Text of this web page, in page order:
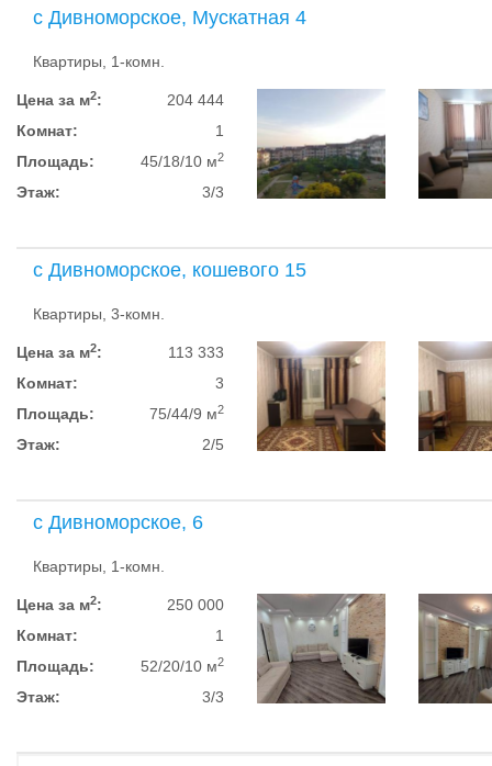
с Дивноморское, Мускатная 4
Квартиры, 1-комн.
Цена за м2:
204 444
Комнат:
1
Площадь:
45/18/10 м2
Этаж: 3/3
с Дивноморское, кошевого 15
Квартиры, 3-комн.
Цена за м2:
113 333
Комнат:
3
Площадь:
75/44/9 м2
Этаж: 2/5
с Дивноморское, 6
Квартиры, 1-комн.
Цена за м2:
250 000
Комнат:
1
Площадь:
52/20/10 м2
Этаж: 3/3